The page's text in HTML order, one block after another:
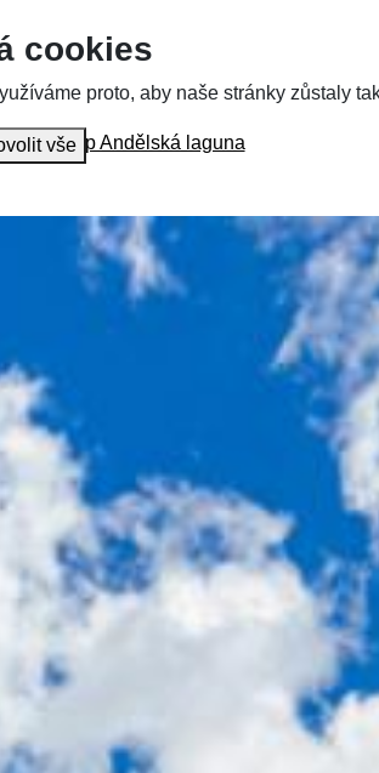
Kemp Andělská laguna
cookies
proto, aby naše stránky zůstaly
vše